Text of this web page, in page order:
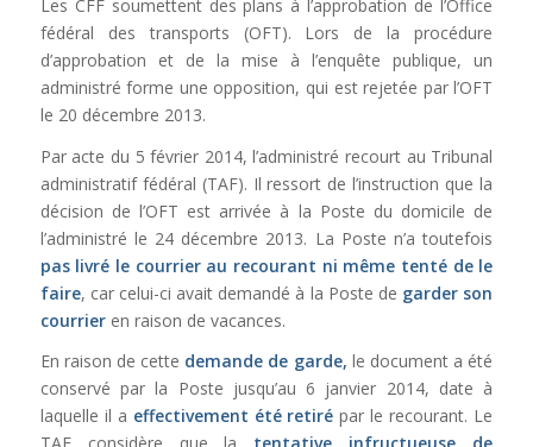
Les CFF soumettent des plans à l’approbation de l’Office
fédéral des transports (OFT). Lors de la procédure
d’approbation et de la mise à l’enquête publique, un
administré forme une opposition, qui est rejetée par l’OFT
le 20 décembre 2013.
Par acte du 5 février 2014, l’administré recourt au Tribunal
administratif fédéral (TAF). Il ressort de l’instruction que la
décision de l’OFT est arrivée à la Poste du domicile de
l’administré le 24 décembre 2013. La Poste n’a toutefois
pas livré le courrier au recourant ni même tenté de le
faire, car celui-ci avait demandé à la Poste de garder son
courrieren raison de vacances.
En raison de cette demande de garde, le document a été
conservé par la Poste jusqu’au 6 janvier 2014, date à
laquelle il a effectivement été retirépar le recourant. Le